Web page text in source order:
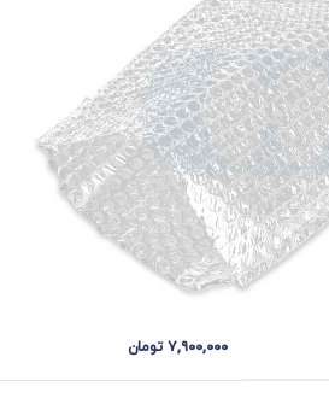
۷,۹۰۰,۰۰۰ تومان